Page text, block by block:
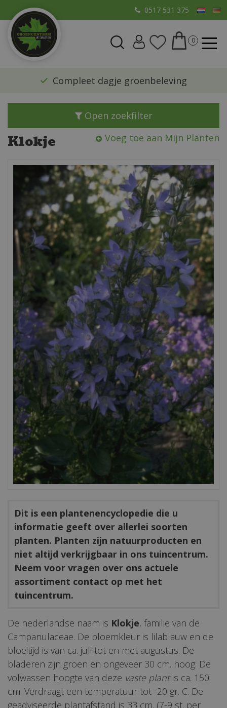
a
0517 531 375
​Compleet dagje groenbeleving
Open zoekfilter
Klokje Voeg toe aan Mijn Planten
Dit is een plantenencyclopedie die u
informatie geeft over allerlei soorten
planten. Planten zijn natuurproducten en
niet altijd verkrijgbaar in ons tuincentrum.
Neem voor vragen over ons actuele
assortiment contact op met het
tuincentrum.
De nederlandse naam is Klokje, familie van de
Campanulaceae. De bloemkleur is lilablauw en de
bloeitijd is van ca. juli tot en met augustus. De
bladeren zijn groen en ongeveer 30 cm. hoog. De
volwassen hoogte van deze vaste plantis ca. 150
cm. Verdraagt een temperatuur tot -20 gr. C. De
geadviseerde plantafstand is 33 cm. (7-9 st. per